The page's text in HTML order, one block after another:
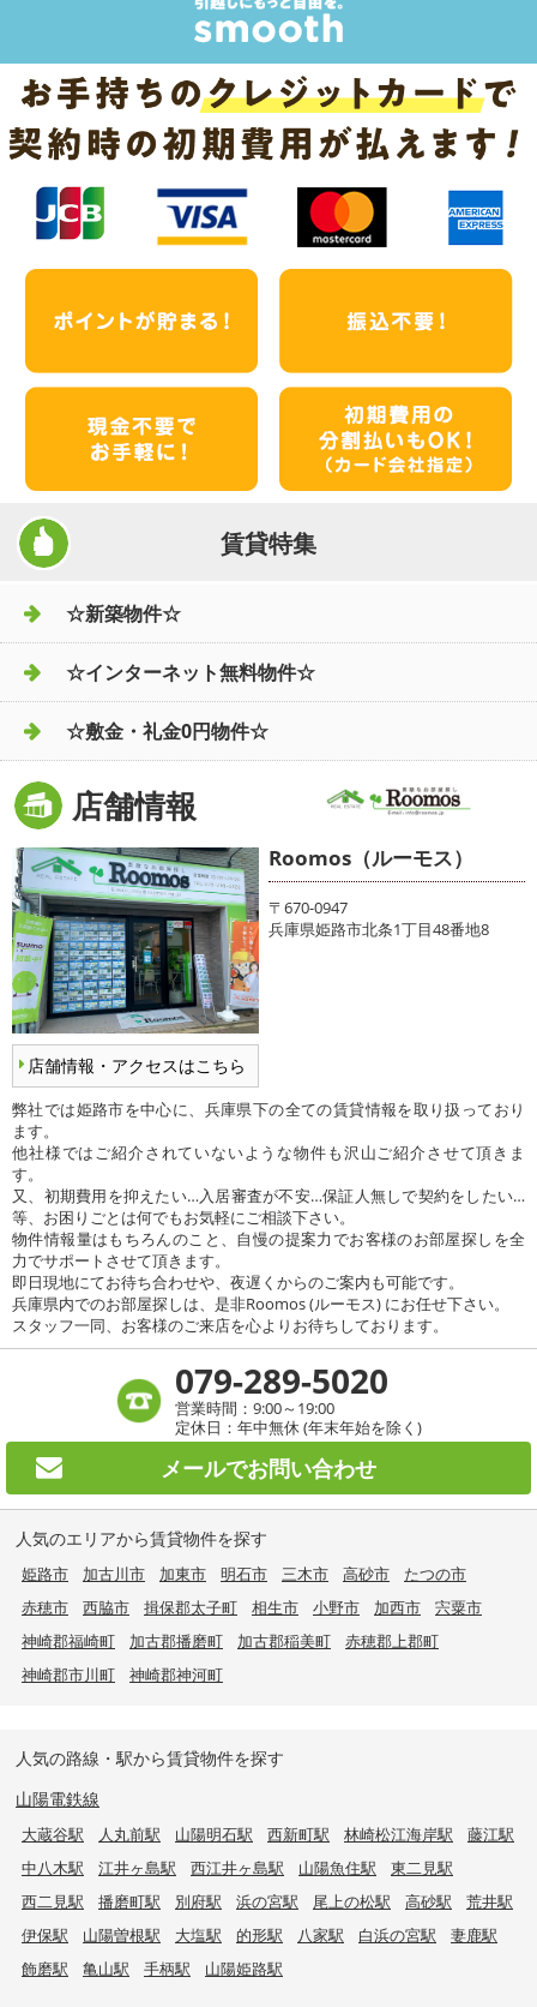
賃貸特集
☆新築物件☆
☆インターネット無料物件☆
☆敷金・礼金0円物件☆
店舗情報
店舗情報・アクセスはこちら
Roomos（ルーモス）
〒670-0947
兵庫県姫路市北条1丁目48番地8
弊社では姫路市を中心に、兵庫県下の全ての賃貸情報を取り扱っており
ます。
他社様ではご紹介されていないような物件も沢山ご紹介させて頂きま
す。
又、初期費用を抑えたい…入居審査が不安…保証人無しで契約をしたい…
等、お困りごとは何でもお気軽にご相談下さい。
物件情報量はもちろんのこと、自慢の提案力でお客様のお部屋探しを全
力でサポートさせて頂きます。
即日現地にてお待ち合わせや、夜遅くからのご案内も可能です。
兵庫県内でのお部屋探しは、是非Roomos (ルーモス) にお任せ下さい。
スタッフ一同、お客様のご来店を心よりお待ちしております。
079-289-5020
営業時間：9:00～19:00
定休日：年中無休 (年末年始を除く)
メールでお問い合わせ
人気のエリアから賃貸物件を探す
姫路市 加古川市 加東市 明石市 三木市 高砂市
たつの市
赤穂市
西脇市 揖保郡太子町 相生市 小野市 加西市
宍粟市
神崎郡福崎町
加古郡播磨町 加古郡稲美町
赤穂郡上郡町
神崎郡市川町
神崎郡神河町
人気の路線・駅から賃貸物件を探す
山陽電鉄線
大蔵谷駅 人丸前駅 山陽明石駅 西新町駅 林崎松江海岸駅
藤江駅
中八木駅
江井ヶ島駅 西江井ヶ島駅 山陽魚住駅
東二見駅
西二見駅
播磨町駅 別府駅 浜の宮駅 尾上の松駅 高砂駅
荒井駅
伊保駅
山陽曽根駅 大塩駅 的形駅 八家駅 白浜の宮駅
妻鹿駅
飾磨駅
亀山駅 手柄駅 山陽姫路駅